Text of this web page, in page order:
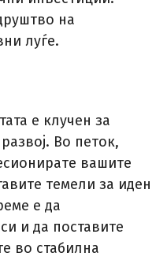
на
луѓе.
е клучен за
Во петок,
вашите
темели за иден
е да
и да поставите
во стабилна